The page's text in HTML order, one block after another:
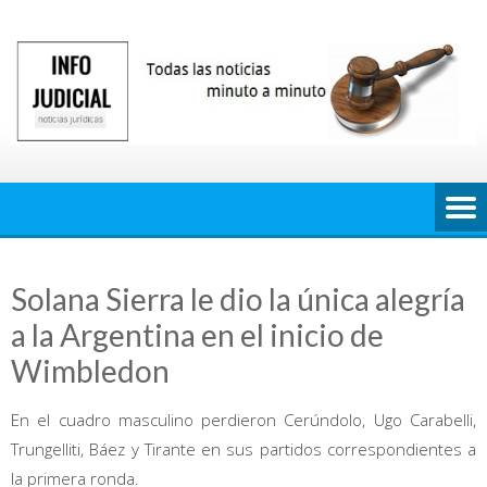
contenido
Solana Sierra le dio la única alegría
a la Argentina en el inicio de
Wimbledon
En el cuadro masculino perdieron Cerúndolo, Ugo Carabelli,
Trungelliti, Báez y Tirante en sus partidos correspondientes a
la primera ronda.